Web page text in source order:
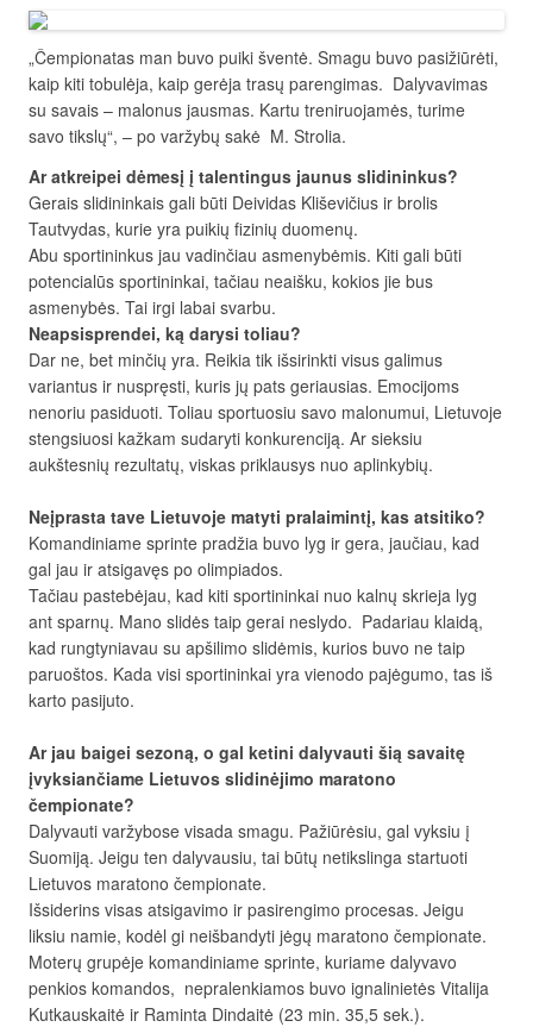
„Čempionatas man buvo puiki šventė. Smagu buvo pasižiūrėti,
kaip kiti tobulėja, kaip gerėja trasų parengimas. Dalyvavimas
su savais – malonus jausmas. Kartu treniruojamės, turime
savo tikslų“, – po varžybų sakė M. Strolia.
Ar atkreipei dėmesį į talentingus jaunus slidininkus?
Gerais slidininkais gali būti Deividas Kliševičius ir brolis
Tautvydas, kurie yra puikių fizinių duomenų.
Abu sportininkus jau vadinčiau asmenybėmis. Kiti gali būti
potencialūs sportininkai, tačiau neaišku, kokios jie bus
asmenybės. Tai irgi labai svarbu.
Neapsisprendei, ką darysi toliau?
Dar ne, bet minčių yra. Reikia tik išsirinkti visus galimus
variantus ir nuspręsti, kuris jų pats geriausias. Emocijoms
nenoriu pasiduoti. Toliau sportuosiu savo malonumui, Lietuvoje
stengsiuosi kažkam sudaryti konkurenciją. Ar sieksiu
aukštesnių rezultatų, viskas priklausys nuo aplinkybių.
Neįprasta tave Lietuvoje matyti pralaimintį, kas atsitiko?
Komandiniame sprinte pradžia buvo lyg ir gera, jaučiau, kad
gal jau ir atsigavęs po olimpiados.
Tačiau pastebėjau, kad kiti sportininkai nuo kalnų skrieja lyg
ant sparnų. Mano slidės taip gerai neslydo. Padariau klaidą,
kad rungtyniavau su apšilimo slidėmis, kurios buvo ne taip
paruoštos. Kada visi sportininkai yra vienodo pajėgumo, tas iš
karto pasijuto.
Ar jau baigei sezoną, o gal ketini dalyvauti šią savaitę
įvyksiančiame Lietuvos slidinėjimo maratono
čempionate?
Dalyvauti varžybose visada smagu. Pažiūrėsiu, gal vyksiu į
Suomiją. Jeigu ten dalyvausiu, tai būtų netikslinga startuoti
Lietuvos maratono čempionate.
Išsiderins visas atsigavimo ir pasirengimo procesas. Jeigu
liksiu namie, kodėl gi neišbandyti jėgų maratono čempionate.
Moterų grupėje komandiniame sprinte, kuriame dalyvavo
penkios komandos, nepralenkiamos buvo ignalinietės Vitalija
Kutkauskaitė ir Raminta Dindaitė (23 min. 35,5 sek.).